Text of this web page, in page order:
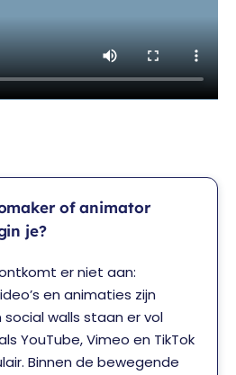
of animator
je?
er niet aan:
en animaties zijn
walls staan er vol
YouTube, Vimeo en TikTok
Binnen de bewegende